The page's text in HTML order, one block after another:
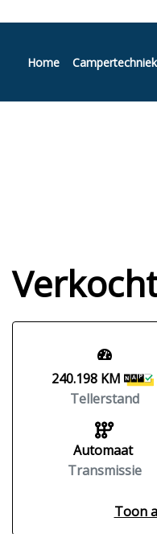
Home Campertechniek
240.198 KM
Tellerstand
Automaat
Transmissie
Toon